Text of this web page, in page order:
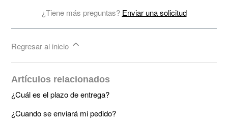
¿Tiene más preguntas? Enviar una solicitud
Regresar al inicio
Artículos relacionados
¿Cuál es el plazo de entrega?
¿Cuando se enviará mi pedido?